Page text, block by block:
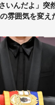
いんだよ」突
雰囲気を変え